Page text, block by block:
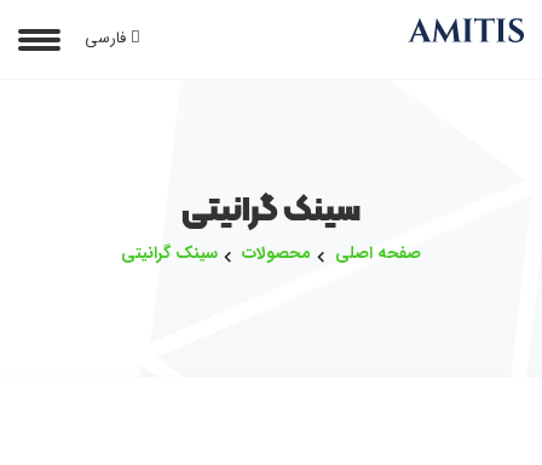
فارسی
سینک گرانیتی
صفحه اصلی محصولات سینک گرانیتی